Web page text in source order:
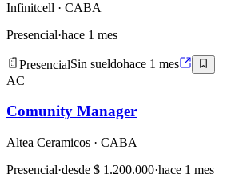
Infinitcell · CABA
Presencial·hace 1 mes
PresencialSin sueldohace 1 mes
AC
Comunity Manager
Altea Ceramicos · CABA
Presencial·desde $ 1.200.000·hace 1 mes